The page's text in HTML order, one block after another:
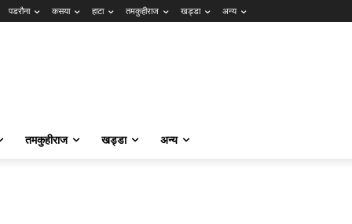
पडरौना कसया हाटा तमकुहीराज खड्डा अन्य
तमकुहीराज खड्डा अन्य